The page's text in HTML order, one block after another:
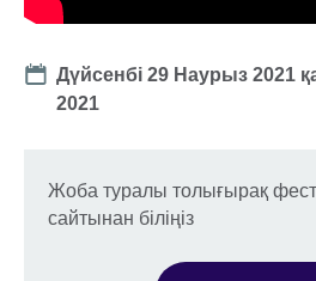
Date
Дүйсенбі 29 Наурыз 2021
2021
Жоба туралы толығырақ
сайтынан біліңіз